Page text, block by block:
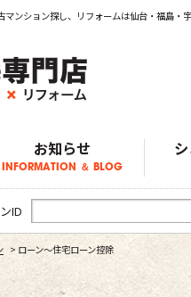
マンション探し、リフォームは仙台・福島・
お知らせ
INFORMATION ＆ BLOG
お知らせ
仙台エリア物件情報
福島エリア物件情報
宇都宮エリア物件情報
スタッフブログ
ID
> ローン～住宅ローン控除